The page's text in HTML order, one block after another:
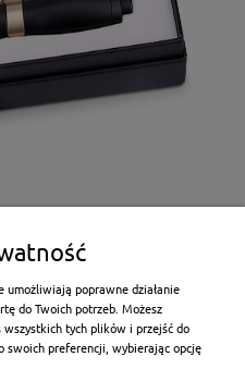
poprawne działanie
do Twoich potrzeb. Możesz
tych plików i przejść do
swoich preferencji, wybierając opcję